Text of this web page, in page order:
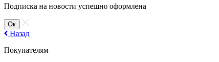
Подписка на новости успешно оформлена
Ок
Назад
Покупателям